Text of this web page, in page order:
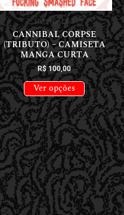
NOVIDADES
CANNIBAL CORPSE
(TRIBUTO) – CAMISETA
MANGA CURTA
R$100,00
Ver opções